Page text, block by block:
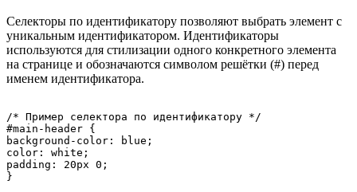
Селекторы по идентификатору позволяют выбрать элемент с
уникальным идентификатором. Идентификаторы
используются для стилизации одного конкретного элемента
на странице и обозначаются символом решётки (#) перед
именем идентификатора.
/* Пример селектора по идентификатору */
#main-header {
background-color: blue;
color: white;
padding: 20px 0;